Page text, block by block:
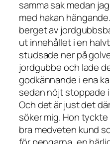
samma sak medan
med hakan
berget av
ut innehållet i en
studsade ner på
jordgubbe och lade
godkännande i ena
sedan nöjt stoppade
Och det är just det
söker mig. Hon
bra medveten kund